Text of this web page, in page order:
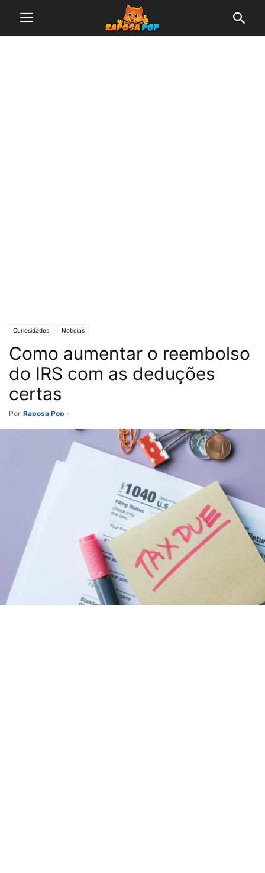
Curiosidades Notícias
Como aumentar o reembolso
do IRS com as deduções
certas
Por Raposa Pop -